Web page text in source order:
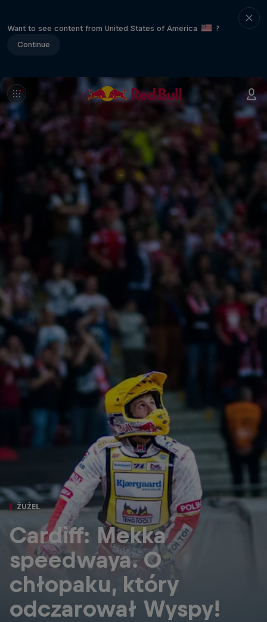
Want to see content from United States of America
?
Continue
ŻUŻEL
Cardiff: Mekka
speedwaya. O
chłopaku, który
odczarował Wyspy!